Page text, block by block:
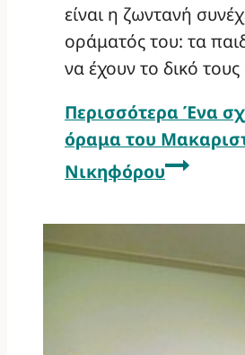
είναι η ζωντανή
οράματός του: τα
να έχουν το δικό τους
Περισσότερα Ένα
όραμα του
Νικηφόρου